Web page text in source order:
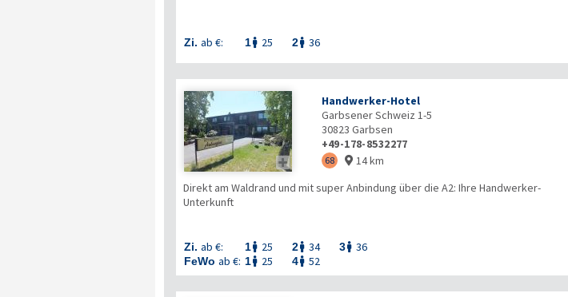
Zi. ab €: 1 25 2 36

Handwerker-Hotel
Garbsener Schweiz 1-5
30823 Garbsen
+49-178-8532277
68  14 km
Zi. ab €: 1 25 2 34 3 36
FeWo ab €: 1 25 4 52
Direkt am Waldrand und mit super Anbindung über die A2: Ihre Handwerker-
Unterkunft